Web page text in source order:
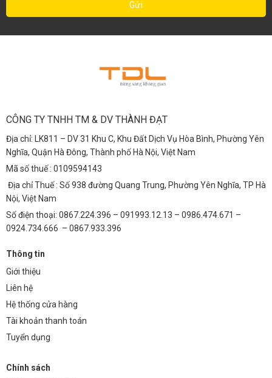
CÔNG TY TNHH TM & DV THÀNH ĐẠT
Địa chỉ: LK811 – DV 31 Khu C, Khu Đất Dịch Vụ Hòa Bình, Phường Yên
Nghĩa, Quận Hà Đông, Thành phố Hà Nội, Việt Nam
Mã số thuế : 0109594143
Địa chỉ Thuế : Số 938 đường Quang Trung, Phường Yên Nghĩa, TP Hà
Nội, Việt Nam
Số điện thoại: 0867.224.396 – 091993.12.13 – 0986.474.671 –
0924.734.666 – 0867.933.396
Thông tin
Giới thiệu
Liên hệ
Hệ thống cửa hàng
Tài khoản thanh toán
Tuyển dụng
Chính sách